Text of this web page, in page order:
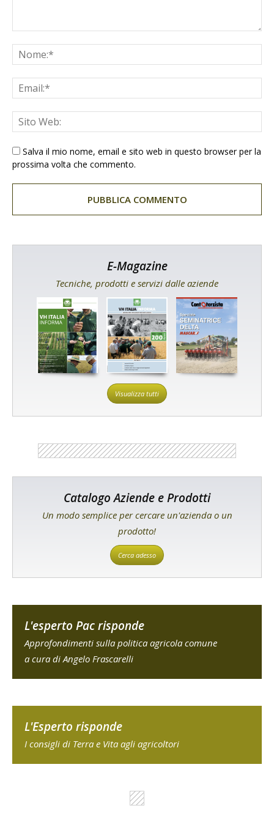
Salva il mio nome, email e sito web in questo browser per la
prossima volta che commento.
E-Magazine
Tecniche, prodotti e servizi dalle aziende
Visualizza tutti
Catalogo Aziende e Prodotti
Un modo semplice per cercare un'azienda o un
prodotto!
Cerca adesso
L'esperto Pac risponde
Approfondimenti sulla politica agricola comune
a cura di Angelo Frascarelli
L'Esperto risponde
I consigli di Terra e Vita agli agricoltori